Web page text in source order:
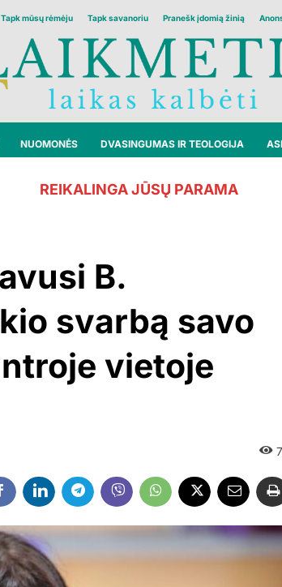
Tapk mūsų rėmėju Tapk savanoriu Pranešk įdomią žinią
NUOMONĖS DVASINGUMAS IR TEOLOGIJA
REIKALINGA JŪSŲ PARAMA
B.
svarbą savo
vietoje